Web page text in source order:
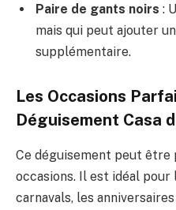
Paire de gants noirs :
mais qui peut ajouter
supplémentaire.
Les Occasions
Déguisement Casa
Ce déguisement peut être
occasions. Il est idéal
carnavals, les